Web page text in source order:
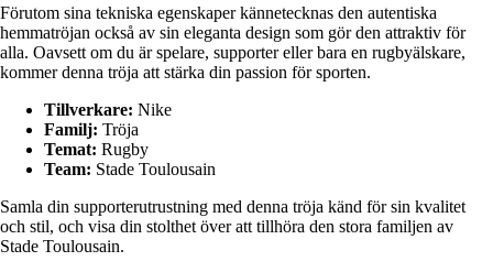
Förutom sina tekniska egenskaper kännetecknas den autentiska
hemmatröjan också av sin eleganta design som gör den attraktiv för
alla. Oavsett om du är spelare, supporter eller bara en rugbyälskare,
kommer denna tröja att stärka din passion för sporten.
Tillverkare: Nike
Familj: Tröja
Temat: Rugby
Team: Stade Toulousain
Samla din supporterutrustning med denna tröja känd för sin kvalitet
och stil, och visa din stolthet över att tillhöra den stora familjen av
Stade Toulousain.